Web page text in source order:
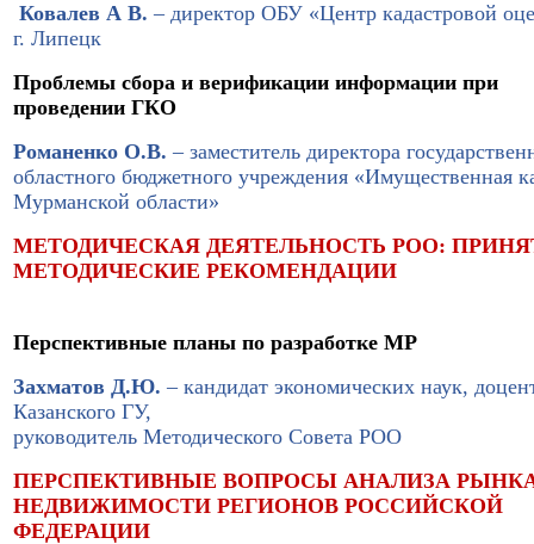
Ковалев А В. – директор ОБУ «Центр кадастровой
г. Липецк
Проблемы сбора и верификации информации при
проведении ГКО
Романенко О.В. – заместитель директора
областного бюджетного учреждения «Имущественная
Мурманской области»
МЕТОДИЧЕСКАЯ ДЕЯТЕЛЬНОСТЬ РОО:
МЕТОДИЧЕСКИЕ РЕКОМЕНДАЦИИ
Перспективные планы по разработке МР
Захматов Д.Ю. – кандидат экономических наук,
Казанского ГУ,
руководитель Методического Совета РОО
ПЕРСПЕКТИВНЫЕ ВОПРОСЫ АНАЛИЗА
НЕДВИЖИМОСТИ РЕГИОНОВ РОССИЙСКОЙ
ФЕДЕРАЦИИ